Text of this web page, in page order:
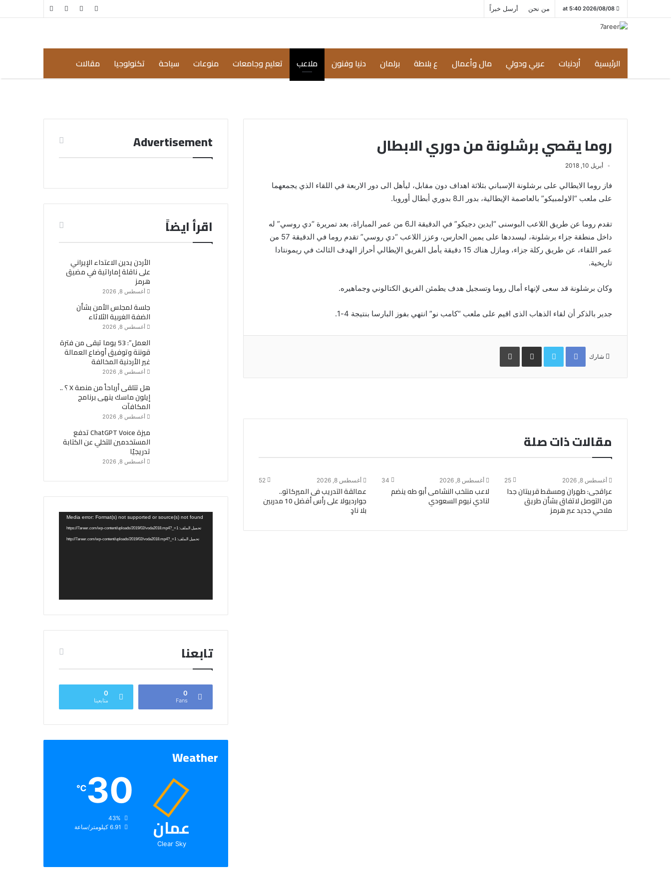
2026/08/08 at 5:40 من نحن أرسل خبراً مقال
الرئيسية أردنيات عربي ودولي مال وأعمال ع بلاطة برلمان دنيا وفنون ملاعب تعليم وجامعات منوعات سياحة تكنولوجيا مقالات
روما يقصي برشلونة من دوري الابطال
أبريل 10, 2018
فاز روما الايطالي على برشلونة الإسباني بثلاثة اهداف دون مقابل، ليأهل الى دور الاربعة في اللقاء الذي يجمعهما
على ملعب “الاولمبيكو” بالعاصمة الإيطالية، بدور الـ8 بدوري أبطال أوروبا.
تقدم روما عن طريق اللاعب البوسنى “ايدين دجيكو” في الدقيقة الـ6 من عمر المباراة، بعد تمريرة “دي روسي” له
داخل منطقة جزاء برشلونة، ليسددها على يمين الحارس، وعزز اللاعب “دي روسي” تقدم روما في الدقيقة 57 من
عمر اللقاء، عن طريق ركلة جزاء، ومازل هناك 15 دقيقة يأمل الفريق الإيطالي أحراز الهدف الثالث في ريمونتادا
تاريخية.
وكان برشلونة قد سعى لإنهاء أمال روما وتسجيل هدف يطمئن الفريق الكتالوني وجماهيره.
جدير بالذكر أن لقاء الذهاب الذى اقيم على ملعب “كامب نو” انتهي بفوز البارسا بنتيجة 4-1.
شارك
Facebook
Twitterمشاركة
البريد
طباعة
مقالات ذات صلة
أغسطس 8, 2026 25
عراقجى: طهران ومسقط قريبتان جدا
من التوصل لاتفاق بشأن طريق
ملاحي جديد عبر هرمز
أغسطس 8, 2026 34
لاعب منتخب النشامى أبو طه ينضم
لنادي نيوم السعودي
أغسطس 8, 2026 52
عمالقة التدريب فى الميركاتو..
جوارديولا على رأس أفضل 10 مدربين
بلا نادٍ
Advertisement
اقرأ ايضاً
الأردن يدين الاعتداء الإيراني
على ناقلة إماراتية في مضيق
هرمز
أغسطس 8, 2026
جلسة لمجلس الأمن بشأن
الضفة الغربية الثلاثاء
أغسطس 8, 2026
العمل”: 53 يوما تبقى من فترة
قوننة وتوفيق أوضاع العمالة
غير الأردنية المخالفة
أغسطس 8, 2026
هل تتلقى أرباحاً من منصة X ؟ ..
إيلون ماسك ينهى برنامج
المكافآت
أغسطس 8, 2026
ميزة ChatGPT Voice تدفع
المستخدمين للتخلي عن الكتابة
تدريجيًا
أغسطس 8, 2026
مشغل
الفيديو
Media error: Format(s) not supported or source(s) not found
تحميل الملف: https://7areer.com/wp-content/uploads/2019/02/voda2018.mp4?_=1
تحميل الملف: http://7areer.com/wp-content/uploads/2019/02/voda2018.mp4?_=1
تابعنا
0
Fans
0
متابعينا
Weather
عمان
Clear Sky
30
℃
الرطوبة:
الرياح: